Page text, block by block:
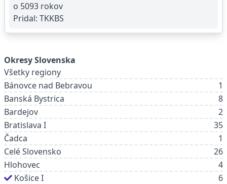
o 5093 rokov
Pridal: TKKBS
Okresy Slovenska
Všetky regiony
Bánovce nad Bebravou
1
Banská Bystrica
8
Bardejov
2
Bratislava I
35
Čadca
1
Celé Slovensko
26
Hlohovec
4
Košice I
6